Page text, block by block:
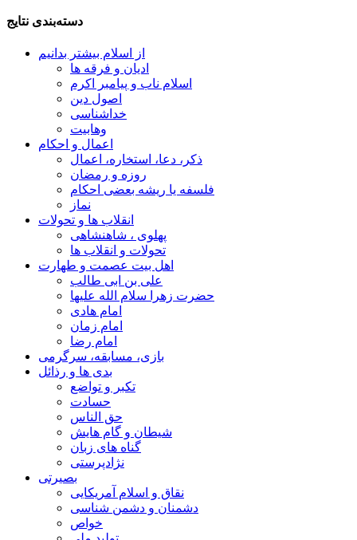
دسته‌بندی نتایج
از اسلام بیشتر بدانیم
ادیان و فرقه ها
اسلام ناب و پیامبر اکرم
اصول دین
خداشناسی
وهابیت
اعمال و احکام
ذکر، دعا، استخاره، اعمال
روزه و رمضان
فلسفه یا ریشه بعضی احکام
نماز
انقلاب ها و تحولات
پهلوی ، شاهنشاهی
تحولات و انقلاب ها
اهل بیت عصمت و طهارت
علی بن ابی طالب
حضرت زهرا سلام الله علیها
امام هادی
امام زمان
امام رضا
بازی، مسابقه، سرگرمی
بدی ها و رذائل
تکبر و تواضع
حسادت
حق الناس
شیطان و گام هایش
گناه های زبان
نژادپرستی
بصیرتی
نقاق و اسلام آمریکایی
دشمنان و دشمن شناسی
خواص